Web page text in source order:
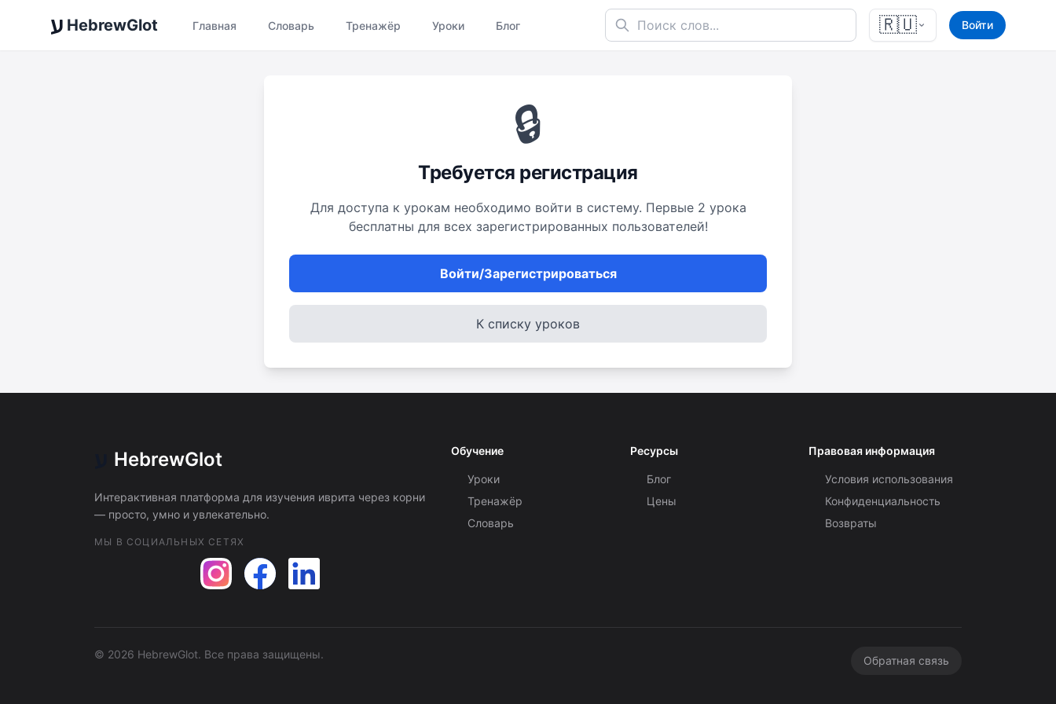
ע HebrewGlot Главная Словарь Тренажёр Уроки Блог
Поиск слов... 🇷🇺 Войти
🔒
Требуется регистрация
Для доступа к урокам необходимо войти в систему. Первые 2 урока
бесплатны для всех зарегистрированных пользователей!
Войти/Зарегистрироваться
К списку уроков
HebrewGlot
Интерактивная платформа для изучения иврита через корни
— просто, умно и увлекательно.
МЫ В СОЦИАЛЬНЫХ СЕТЯХ
Обучение
Уроки
Тренажёр
Словарь
Ресурсы
Блог
Цены
Правовая информация
Условия использования
Конфиденциальность
Возвраты
© 2026 HebrewGlot. Все права защищены. Обратная связь